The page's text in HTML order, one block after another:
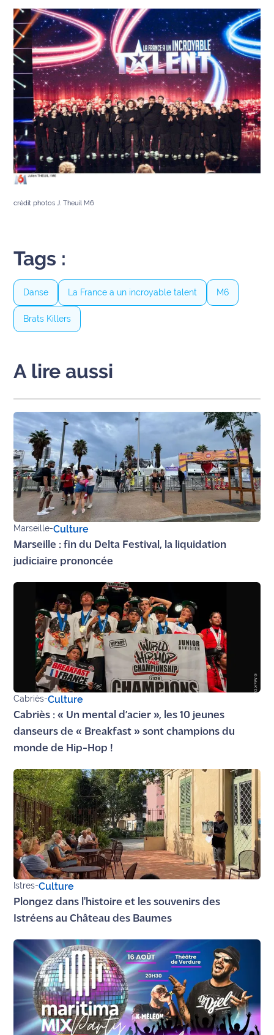
crédit photos J. Theuil M6
Tags :
Danse La France a un incroyable talent M6
Brats Killers
A lire aussi
Marseille-Culture
Marseille : fin du Delta Festival, la liquidation
judiciaire prononcée
Cabriès-Culture
Cabriès : « Un mental d’acier », les 10 jeunes
danseurs de « Breakfast » sont champions du
monde de Hip-Hop !
Istres-Culture
Plongez dans l'histoire et les souvenirs des
Istréens au Château des Baumes